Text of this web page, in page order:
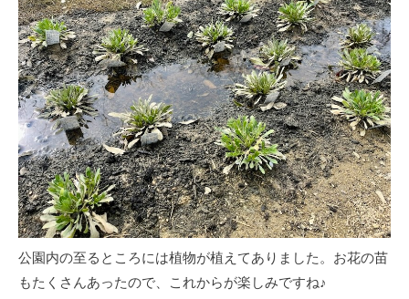
公園内の至るところには植物が植えてありました。お花の苗
もたくさんあったので、これからが楽しみですね♪